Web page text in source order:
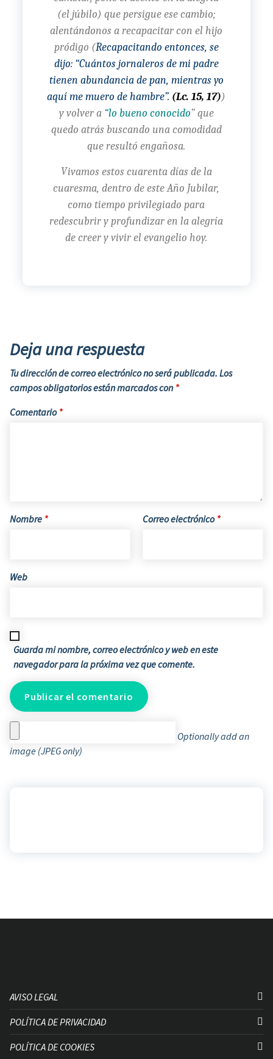
(el júbilo) que persigue ese cambio;
alentándonos a recapacitar con el hijo
pródigo (Recapacitando entonces, se
dijo: “Cuántos jornaleros de mi padre
tienen abundancia de pan, mientras yo
aquí me muero de hambre”. (Lc. 15, 17))
y volver a “lo bueno conocido” que
quedo atrás buscando una comodidad
que resultó engañosa.
Vivamos estos cuarenta días de la
cuaresma, dentro de este Año Jubilar,
como tiempo privilegiado para
redescubrir y profundizar en la alegría
de creer y vivir el evangelio hoy.
Deja una respuesta
Tu dirección de correo electrónico no será publicada. Los
campos obligatorios están marcados con *
Comentario *
Nombre * Correo electrónico *
Web
Guarda mi nombre, correo electrónico y web en este
navegador para la próxima vez que comente.
Optionally add an
image (JPEG only)
AVISO LEGAL
POLÍTICA DE PRIVACIDAD
POLÍTICA DE COOKIES